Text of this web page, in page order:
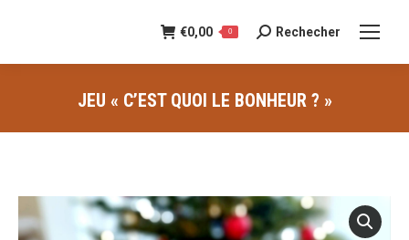
€0,00 0
Recherche
:
Rechecher
JEU « C’EST QUOI LE BONHEUR ? »